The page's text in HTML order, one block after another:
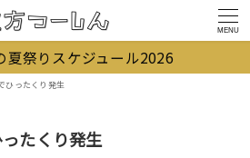
MENU
夏祭りスケジュール2026
ひったくり発生
たくり発生